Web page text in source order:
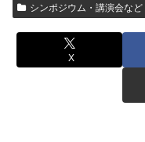
シンポジウム・講演会など
X